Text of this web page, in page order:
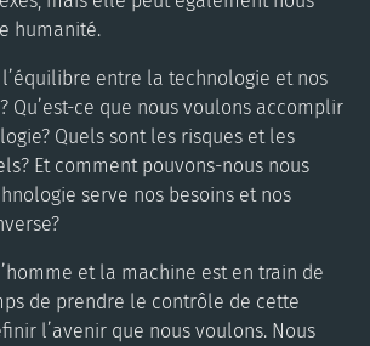
humanité.
entre la technologie et nos
Qu’est-ce que nous voulons accomplir
Quels sont les risques et les
Et comment pouvons-nous nous
serve nos besoins et nos
et la machine est en train de
de prendre le contrôle de cette
l’avenir que nous voulons. Nous